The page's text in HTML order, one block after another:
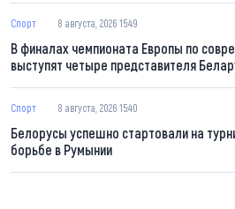
Спорт 8 августа, 2026 15:49
В финалах чемпионата Европы по
выступят четыре представителя
Спорт 8 августа, 2026 15:40
Белорусы успешно стартовали на
борьбе в Румынии